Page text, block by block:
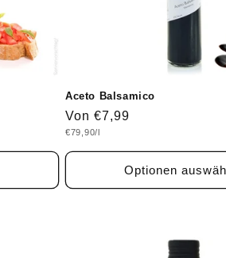
Aceto Balsamico
Normaler
Preis
Von €7,99
Grundpreis
€79,90/l
Optionen